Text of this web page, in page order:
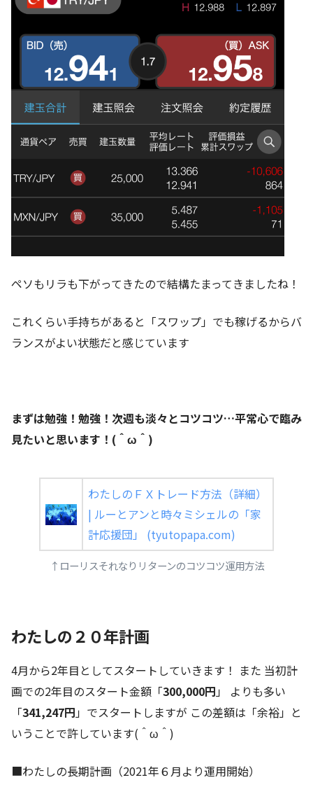
ペソもリラも下がってきたので結構たまってきましたね！
これくらい手持ちがあると「スワップ」でも稼げるからバ
ランスがよい状態だと感じています
まずは勉強！勉強！次週も淡々とコツコツ…平常心で臨み
見たいと思います！(＾ω＾)
わたしのＦＸトレード方法（詳細）
| ルーとアンと時々ミシェルの「家
計応援団」 (tyutopapa.com)
↑ローリスそれなりリターンのコツコツ運用方法
わたしの２０年計画
4月から2年目としてスタートしていきます！ また 当初計
画での2年目のスタート金額「300,000円」 よりも多い
「341,247円」でスタートしますが この差額は「余裕」と
いうことで許しています(＾ω＾)
■わたしの長期計画（2021年６月より運用開始）